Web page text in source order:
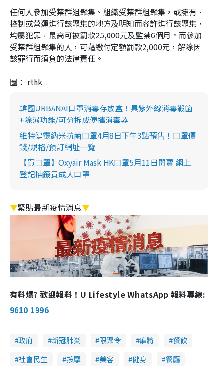
任何人參加受禁群組聚集、組織受禁群組聚集，或擁有、
控制或營運進行該聚集的地方及明知而容許進行該聚集，
均屬犯罪，最高可被罰款25,000元及監禁6個月。而參加
受禁群組聚集的人，可藉繳付定額罰款2,000元，解除因
該罪行而須負的法律責任。
圖： rthk
韓國URBANAI口罩消毒存放盒！具紫外線消毒殺箘
+除濕功能/可分拆成便攜消毒器
維特健靈納米抗菌口罩4月8日下午3點預售！口罩價
錢/規格/預訂網址一覽
【買口罩】Oxyair Mask HK口罩5月11日開賣 網上
登記抽籤買成人口罩
▼緊貼最新疫情消息▼
有料爆? 歡迎報料！U Lifestyle WhatsApp 報料專線:
9610 1996
政府 新冠肺炎 限聚令 麻將
餐飲
社會民生
按摩 美容 健身 餐廳